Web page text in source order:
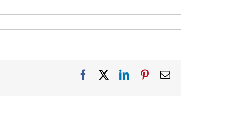
FacebookLinkedInPinterest
Email